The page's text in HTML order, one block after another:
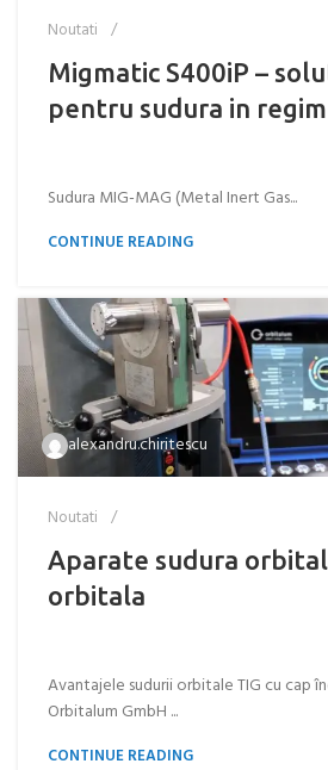
Noutati
Migmatic S400iP –
pentru sudura in
Sudura MIG-MAG (Metal Inert Gas...
CONTINUE READING
alexandru.chiritescu
Noutati
Aparate sudura
orbitala
Avantajele sudurii orbitale TIG cu cap
Orbitalum GmbH ...
CONTINUE READING